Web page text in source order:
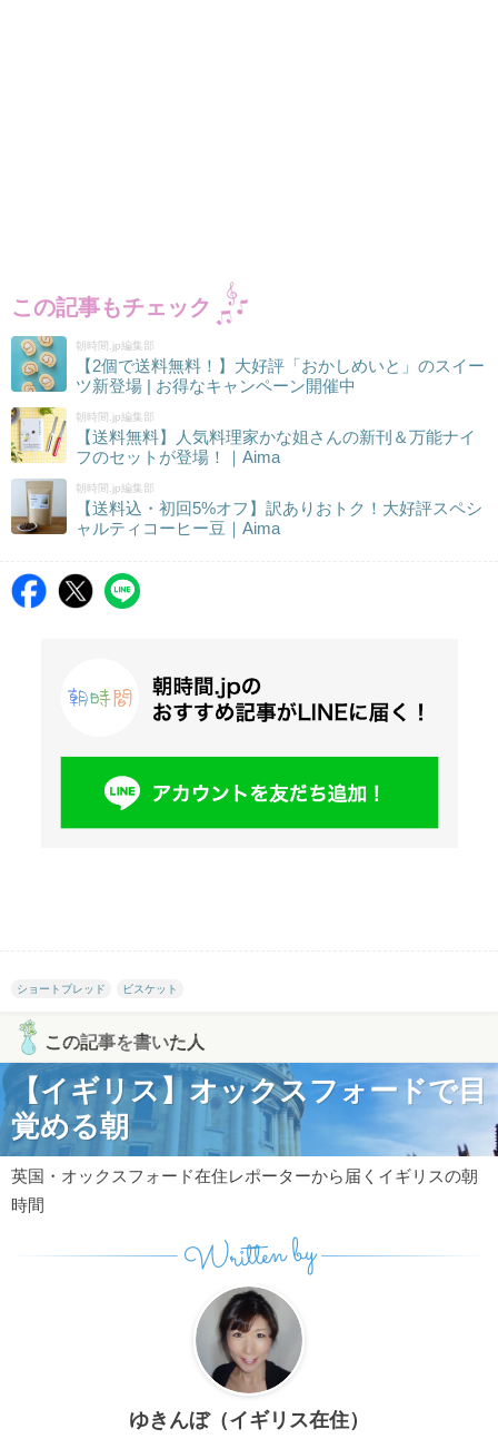
この記事もチェック
朝時間.jp編集部
【2個で送料無料！】大好評「おかしめいと」のスイー
ツ新登場 | お得なキャンペーン開催中
朝時間.jp編集部
【送料無料】人気料理家かな姐さんの新刊＆万能ナイ
フのセットが登場！｜Aima
朝時間.jp編集部
【送料込・初回5%オフ】訳ありおトク！大好評スペシ
ャルティコーヒー豆｜Aima
ショートブレッド ビスケット
この記事を書いた人
【イギリス】オックスフォードで目
覚める朝
英国・オックスフォード在住レポーターから届くイギリスの朝
時間
Written by
ゆきんぼ（イギリス在住）